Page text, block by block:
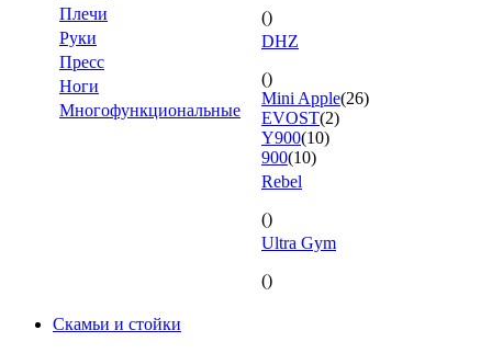
Плечи
Руки
Пресс
Ноги
Многофункциональные
()
DHZ
()
Mini Apple(26)
EVOST(2)
Y900(10)
900(10)
Rebel
()
Ultra Gym
()
Скамьи и стойки